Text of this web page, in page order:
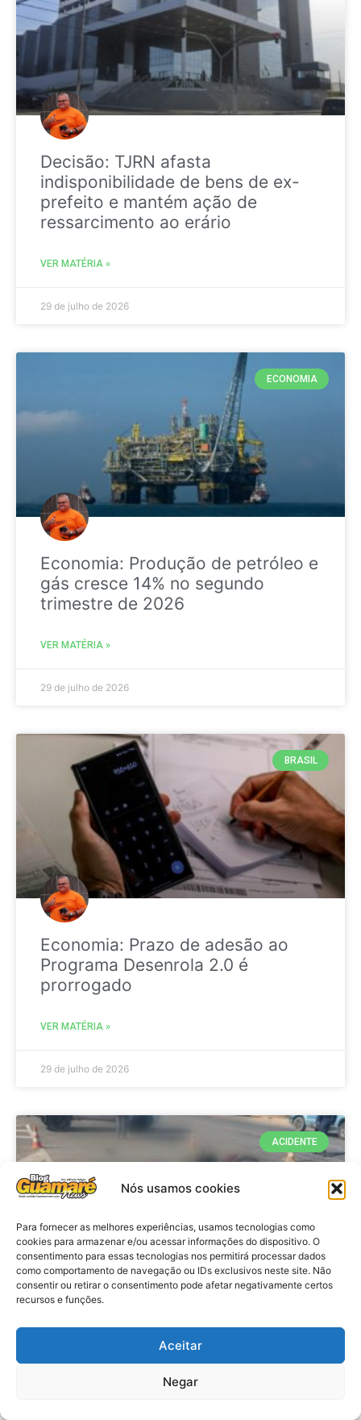
Nós usamos cookies
Para fornecer as melhores experiências, usamos tecnologias como
cookies para armazenar e/ou acessar informações do dispositivo. O
consentimento para essas tecnologias nos permitirá processar dados
como comportamento de navegação ou IDs exclusivos neste site. Não
consentir ou retirar o consentimento pode afetar negativamente certos
recursos e funções.
Aceitar
Negar
Decisão: TJRN afasta
indisponibilidade de bens de ex-
prefeito e mantém ação de
ressarcimento ao erário
VER MATÉRIA »
29 de julho de 2026
ECONOMIA
Economia: Produção de petróleo e
gás cresce 14% no segundo
trimestre de 2026
VER MATÉRIA »
29 de julho de 2026
BRASIL
Economia: Prazo de adesão ao
Programa Desenrola 2.0 é
prorrogado
VER MATÉRIA »
29 de julho de 2026
ACIDENTE
Acidente: A caminho do trabalho
professora se envolve em
acidente e vai a obito na RN 118
no Alto do Rodrigues, RN